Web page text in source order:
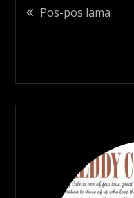
Navigasi
Pos-pos lama